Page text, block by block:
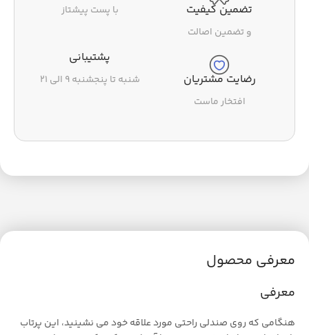
تضمین کیفیت
و تضمین اصالت
ارسال سریع
رضایت مشتریان
افتخار ماست
پشتیبانی
معرفی محصول
معرفی
هنگامی که روی صندلی راحتی مورد علاقه خود می نشینید، این پرتاب